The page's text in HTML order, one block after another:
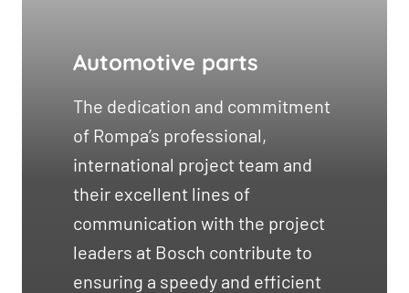
Automotive parts
The dedication and commitment
of Rompa’s professional,
international project team and
their excellent lines of
communication with the project
leaders at Bosch contribute to
ensuring a speedy and efficient